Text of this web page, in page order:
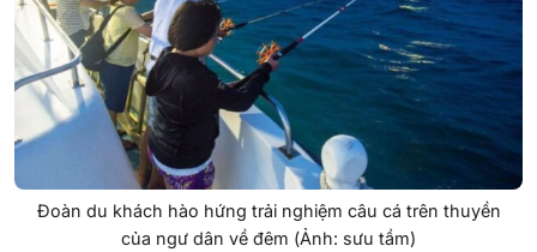
Đoàn du khách hào hứng trải nghiệm câu cá trên thuyền
của ngư dân về đêm (Ảnh: sưu tầm)